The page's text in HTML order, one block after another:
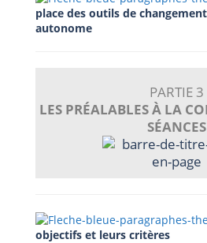
place des outils de
autonome
PARTIE 3
LES PRÉALABLES À LA
SÉANCES
objectifs et leurs critères